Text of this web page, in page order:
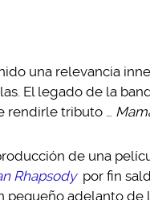
una relevancia
El legado de la
rendirle tributo …
de una
Rhapsody por fin
adelanto de